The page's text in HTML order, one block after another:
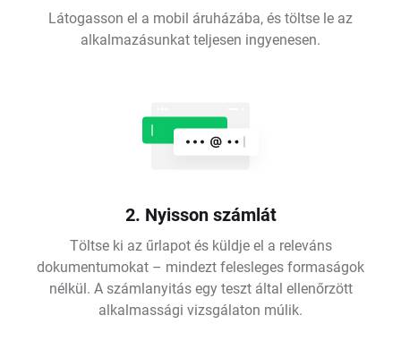
Látogasson el a mobil áruházába, és töltse le az
alkalmazásunkat teljesen ingyenesen.
2. Nyisson számlát
Töltse ki az űrlapot és küldje el a releváns
dokumentumokat – mindezt felesleges formaságok
nélkül. A számlanyitás egy teszt által ellenőrzött
alkalmassági vizsgálaton múlik.